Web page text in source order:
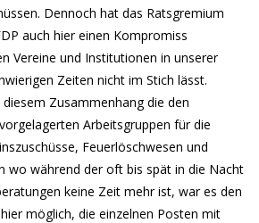
Dennoch hat das Ratsgremium
auch hier einen Kompromiss
Vereine und Institutionen in unserer
Zeiten nicht im Stich lässt.
Zusammenhang die den
Arbeitsgruppen für die
Feuerlöschwesen und
wo während der oft bis spät in die Nacht
keine Zeit mehr ist, war es den
möglich, die einzelnen Posten mit